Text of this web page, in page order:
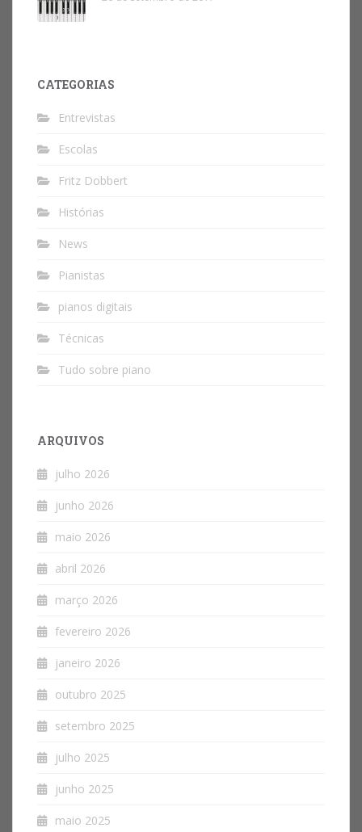
CATEGORIAS
Entrevistas
Escolas
Fritz Dobbert
Histórias
News
Pianistas
pianos digitais
Técnicas
Tudo sobre piano
ARQUIVOS
julho 2026
junho 2026
maio 2026
abril 2026
março 2026
fevereiro 2026
janeiro 2026
outubro 2025
setembro 2025
julho 2025
junho 2025
maio 2025